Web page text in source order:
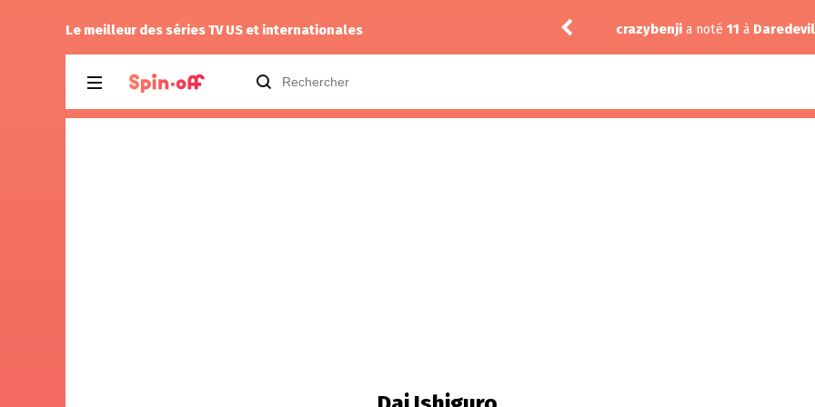
Le meilleur des séries TV US et internationales
Vic24a noté 13àThe Best Immigrant 1.02 crazybenji a noté 11 à